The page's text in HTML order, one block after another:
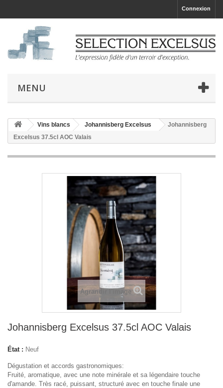
Connexion
MENU
Vins blancs Johannisberg Excelsus
Johannisberg
Excelsus 37.5cl AOC Valais
Agrandir l'image
Johannisberg Excelsus 37.5cl AOC Valais
État : Neuf
Dégustation et accords gastronomiques:
Fruité, aromatique, avec une note minérale et sa légendaire touche
d'amande. Très racé, puissant, structuré avec en touche finale une